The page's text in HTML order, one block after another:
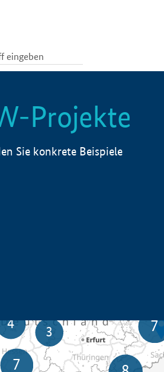
Projekte
Sie konkrete Beispiele